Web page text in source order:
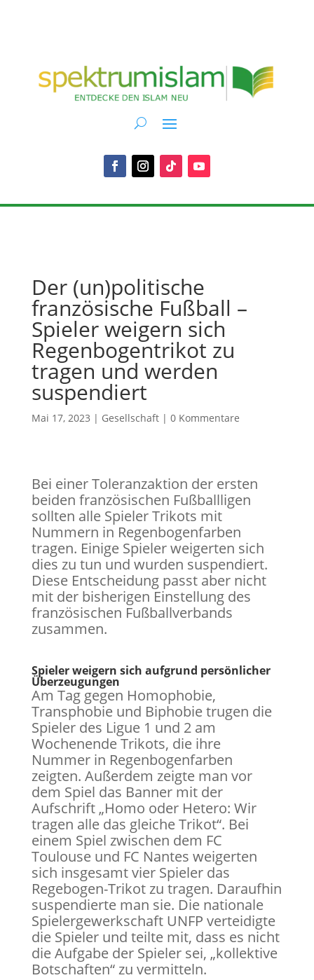
Der (un)politische
französische Fußball –
Spieler weigern sich
Regenbogentrikot zu
tragen und werden
suspendiert
Mai 17, 2023 | Gesellschaft| 0 Kommentare
Bei einer Toleranzaktion der ersten
beiden französischen Fußballligen
sollten alle Spieler Trikots mit
Nummern in Regenbogenfarben
tragen. Einige Spieler weigerten sich
dies zu tun und wurden suspendiert.
Diese Entscheidung passt aber nicht
mit der bisherigen Einstellung des
französischen Fußballverbands
zusammen.
Spieler weigern sich aufgrund persönlicher
Überzeugungen
Am Tag gegen Homophobie,
Transphobie und Biphobie trugen die
Spieler des Ligue 1 und 2 am
Wochenende Trikots, die ihre
Nummer in Regenbogenfarben
zeigten. Außerdem zeigte man vor
dem Spiel das Banner mit der
Aufschrift „Homo oder Hetero: Wir
tragen alle das gleiche Trikot“. Bei
einem Spiel zwischen dem FC
Toulouse und FC Nantes weigerten
sich insgesamt vier Spieler das
Regebogen-Trikot zu tragen. Daraufhin
suspendierte man sie. Die nationale
Spielergewerkschaft UNFP verteidigte
die Spieler und teilte mit, dass es nicht
die Aufgabe der Spieler sei, „kollektive
Botschaften“ zu vermitteln.